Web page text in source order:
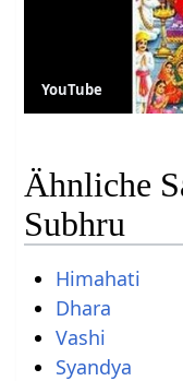
YouTube
Ähnliche
Subhru
Himahati
Dhara
Vashi
Syandya